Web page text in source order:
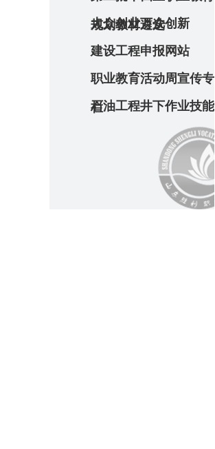
规划教材遴选
大众创业万众创新
建设工程申报网站
职业教育活动周宣传专
栏
石油工程井下作业技能